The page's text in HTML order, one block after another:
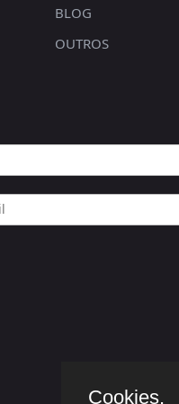
BLOG
OUTROS
Cookies.